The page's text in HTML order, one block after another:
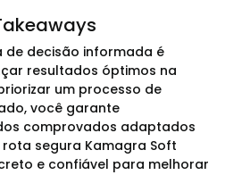
de decisão informada é
resultados óptimos na
um processo de
você garante
comprovados adaptados
segura Kamagra Soft
e confiável para melhorar